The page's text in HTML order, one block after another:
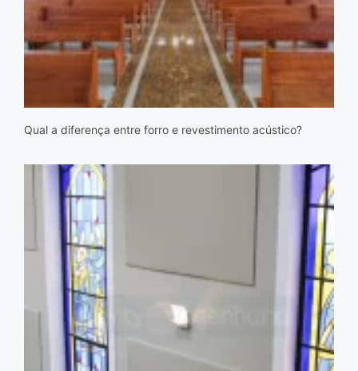
Qual a diferença entre forro e revestimento acústico?